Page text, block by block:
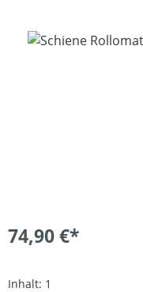
Bildergalerie
74,90 €*
Inhalt: 1